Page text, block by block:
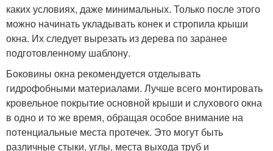
каких условиях, даже минимальных. Только после этого
можно начинать укладывать конек и стропила крыши
окна. Их следует вырезать из дерева по заранее
подготовленному шаблону.
Боковины окна рекомендуется отделывать
гидрофобными материалами. Лучше всего монтировать
кровельное покрытие основной крыши и слухового окна
в одно и то же время, обращая особое внимание на
потенциальные места протечек. Это могут быть
различные стыки, углы, места выхода труб и